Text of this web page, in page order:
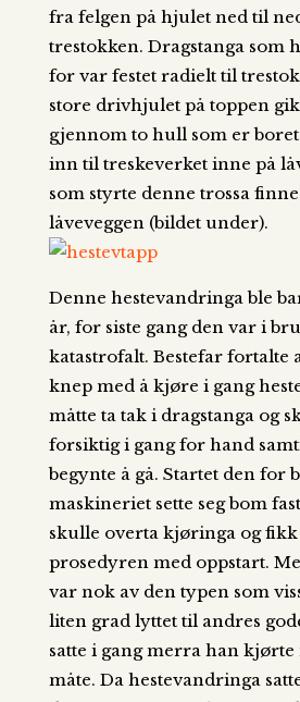
fra felgen på hjulet ned til
trestokken. Dragstanga som
for var festet radielt til
store drivhjulet på toppen
gjennom to hull som er
inn til treskeverket inne på
som styrte denne trossa
låveveggen (bildet under).
Denne hestevandringa ble
år, for siste gang den var i
katastrofalt. Bestefar fortalte
knep med å kjøre i gang
måtte ta tak i dragstanga og
forsiktig i gang for hand
begynte å gå. Startet den for
maskineriet sette seg bom
skulle overta kjøringa og
prosedyren med oppstart.
var nok av den typen som
liten grad lyttet til andres
satte i gang merra han kjørte
måte. Da hestevandringa